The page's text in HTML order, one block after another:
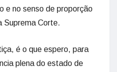
e no senso de proporção
Suprema Corte.
é o que espero, para
plena do estado de